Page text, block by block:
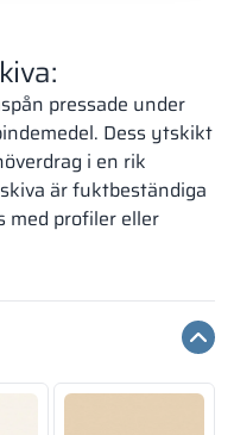
pressade under
Dess ytskikt
i en rik
är fuktbeständiga
med profiler eller